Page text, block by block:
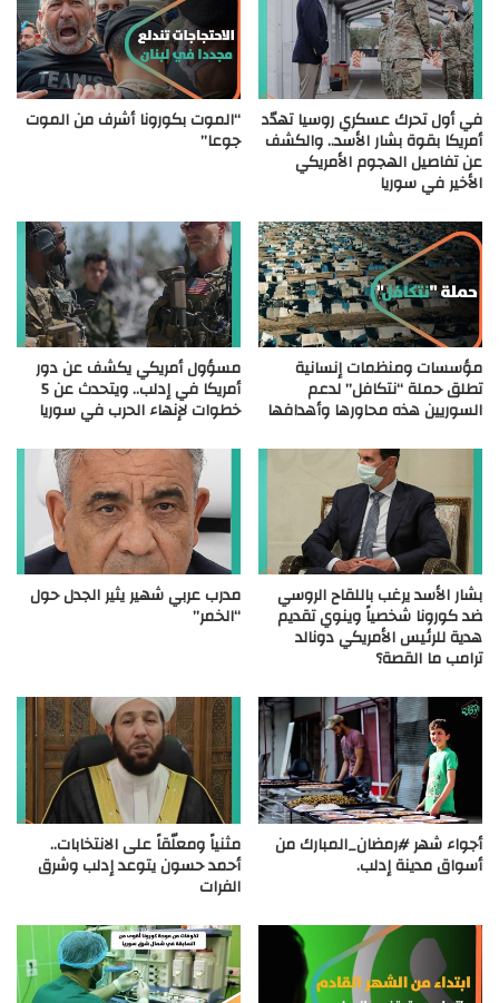
في أول تحرك عسكري روسيا تهدّد
أمريكا بقوة بشار الأسد.. والكشف
عن تفاصيل الهجوم الأمريكي
الأخير في سوريا
“الموت بكورونا أشرف من الموت
جوعا”
مؤسسات ومنظمات إنسانية
تطلق حملة “نتكافل” لدعم
السوريين هذه محاورها وأهدافها
مسؤول أمريكي يكشف عن دور
أمريكا في إدلب.. ويتحدث عن 5
خطوات لإنهاء الحرب في سوريا
بشار الأسد يرغب باللقاح الروسي
ضد كورونا شخصياً وينوي تقديم
هدية للرئيس الأمريكي دونالد
ترامب ما القصة؟
مدرب عربي شهير يثير الجدل حول
“الخمر”
أجواء شهر #رمضان_المبارك من
أسواق مدينة إدلب.
مثنياً ومعلّقاً على الانتخابات..
أحمد حسون يتوعد إدلب وشرق
الفرات